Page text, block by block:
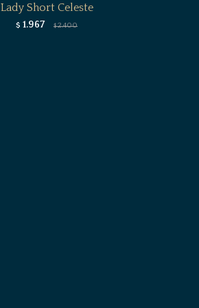
Lady Short Celeste
$ 1.967 $ 2.400